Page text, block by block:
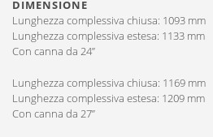
DIMENSIONE
Lunghezza complessiva chiusa: 1093 mm
Lunghezza complessiva estesa: 1133 mm
Con canna da 24”
Lunghezza complessiva chiusa: 1169 mm
Lunghezza complessiva estesa: 1209 mm
Con canna da 27”